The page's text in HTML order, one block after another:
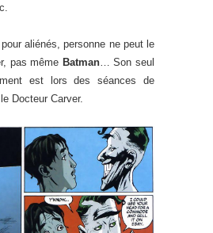
aliénés, personne ne peut le
pas même Batman… Son seul
est lors des séances de
Docteur Carver.